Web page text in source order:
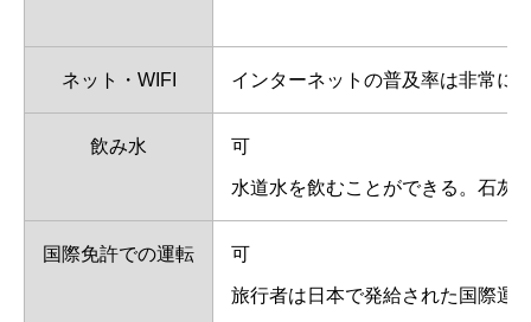
ネット・WIFI インターネットの普及率は非常に
飲み水 可
水道水を飲むことができる。石灰
国際免許での運転 可
旅行者は日本で発給された国際運